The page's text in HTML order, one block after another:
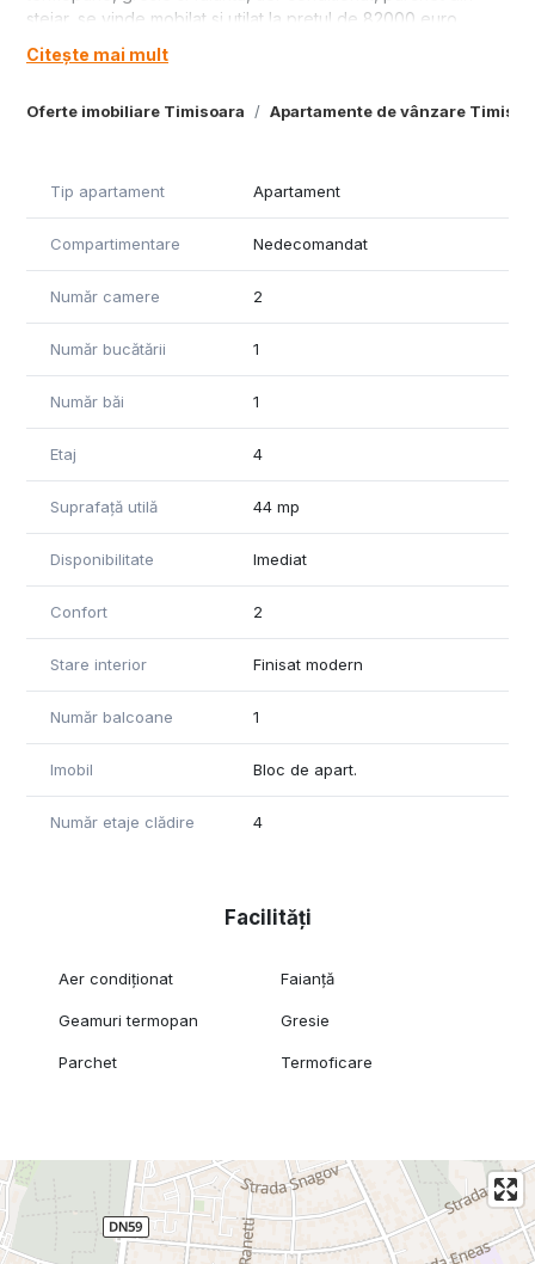
Oferte imobiliare Timisoara Apartamente de vânzare
stejar, se vinde mobilat si utilat la pretul de 82000 euro
negociabil.
Citește mai mult
Tip apartament Apartament
Compartimentare Nedecomandat
Număr camere 2
Număr bucătării 1
Număr băi 1
Etaj 4
Suprafață utilă 44 mp
Disponibilitate Imediat
Confort 2
Stare interior Finisat modern
Număr balcoane 1
Imobil Bloc de apart.
Număr etaje clădire 4
Facilități
Aer condiționat Faianță
Geamuri termopan Gresie
Parchet Termoficare